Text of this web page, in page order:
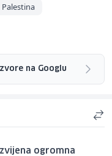
Palestina
na Googlu
ogromna